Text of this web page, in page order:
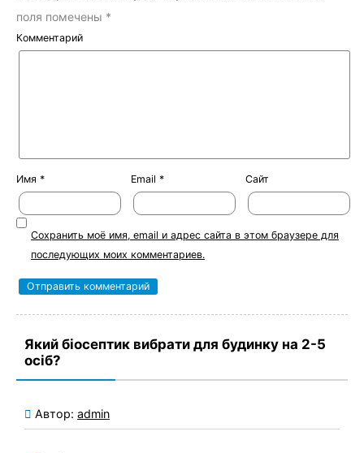
поля помечены *
Комментарий
Имя * Email * Сайт
Сохранить моё имя, email и адрес сайта в этом браузере для
последующих моих комментариев.
Який біосептик вибрати для будинку на 2-5
осіб?
Автор: admin